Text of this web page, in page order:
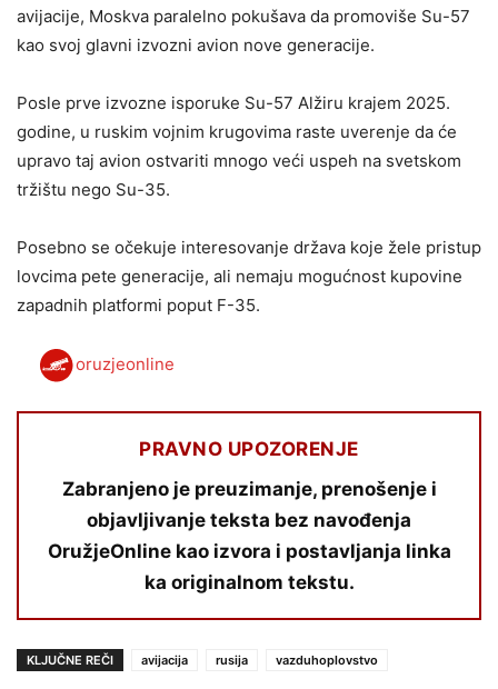
avijacije, Moskva paralelno pokušava da promoviše Su-57
kao svoj glavni izvozni avion nove generacije.
Posle prve izvozne isporuke Su-57 Alžiru krajem 2025.
godine, u ruskim vojnim krugovima raste uverenje da će
upravo taj avion ostvariti mnogo veći uspeh na svetskom
tržištu nego Su-35.
Posebno se očekuje interesovanje država koje žele pristup
lovcima pete generacije, ali nemaju mogućnost kupovine
zapadnih platformi poput F-35.
oruzjeonline
PRAVNO UPOZORENJE
Zabranjeno je preuzimanje, prenošenje i
objavljivanje teksta bez navođenja
OružjeOnline kao izvora i postavljanja linka
ka originalnom tekstu.
KLJUČNE REČI avijacija rusija vazduhoplovstvo